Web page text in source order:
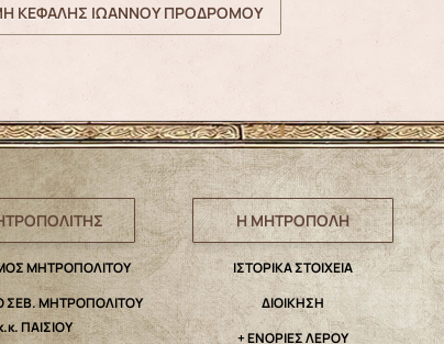
ΚΕΦΑΛΗΣ ΙΩΑΝΝΟΥ ΠΡΟΔΡΟΜΟΥ
ΜΗΤΡΟΠΟΛΙΤΟΥ
ΣΕΒ. ΜΗΤΡΟΠΟΛΙΤΟΥ
ΠΑΙΣΙΟΥ
Η ΜΗΤΡΟΠΟΛΗ
IΣΤΟΡΙΚΑ ΣΤΟΙΧΕΙΑ
ΔΙΟΙΚΗΣΗ
+ ΕΝΟΡΙΕΣ ΛΕΡΟΥ